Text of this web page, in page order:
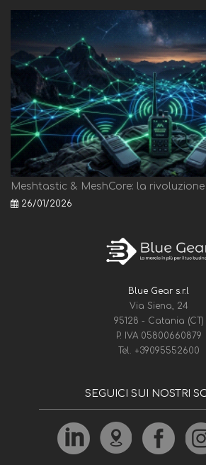
Meshtastic & MeshCore: la
26/01/2026
Blue Gear s.r.l
Via Siena, 24
95128 - Catania (CT)
P. IVA 05800660879
Tel. +39095552600
SEGUICI SUI NOSTRI